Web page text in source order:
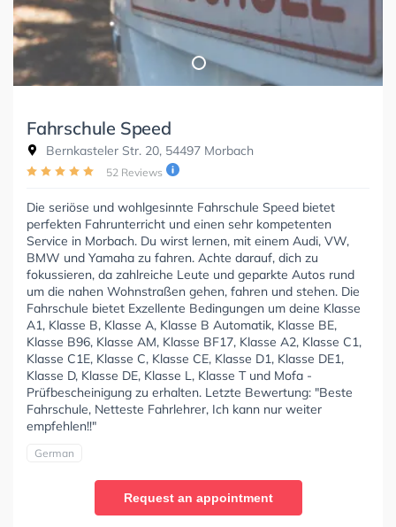
Fahrschule Speed
Bernkasteler Str. 20, 54497 Morbach
52 Reviews
Die seriöse und wohlgesinnte Fahrschule Speed bietet
perfekten Fahrunterricht und einen sehr kompetenten
Service in Morbach. Du wirst lernen, mit einem Audi, VW,
BMW und Yamaha zu fahren. Achte darauf, dich zu
fokussieren, da zahlreiche Leute und geparkte Autos rund
um die nahen Wohnstraßen gehen, fahren und stehen. Die
Fahrschule bietet Exzellente Bedingungen um deine Klasse
A1, Klasse B, Klasse A, Klasse B Automatik, Klasse BE,
Klasse B96, Klasse AM, Klasse BF17, Klasse A2, Klasse C1,
Klasse C1E, Klasse C, Klasse CE, Klasse D1, Klasse DE1,
Klasse D, Klasse DE, Klasse L, Klasse T und Mofa -
Prüfbescheinigung zu erhalten. Letzte Bewertung: "Beste
Fahrschule, Netteste Fahrlehrer, Ich kann nur weiter
empfehlen!!"
German
Request an appointment